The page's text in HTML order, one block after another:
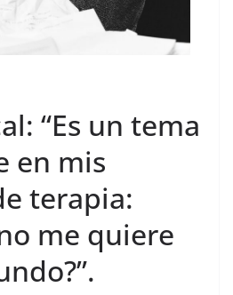
“Es un tema
en mis
terapia:
me quiere